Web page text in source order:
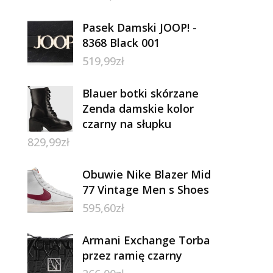
Pasek Damski JOOP! -
8368 Black 001
519,99zł
Blauer botki skórzane
Zenda damskie kolor
czarny na słupku
829,99zł
Obuwie Nike Blazer Mid
77 Vintage Men s Shoes
595,60zł
Armani Exchange Torba
przez ramię czarny